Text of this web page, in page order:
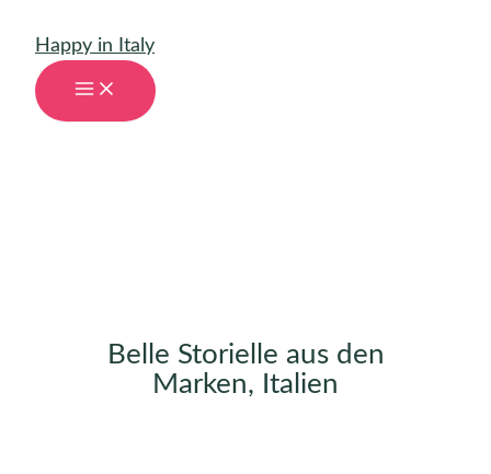
Inhalt
springen
Happy in Italy
Belle Storielle aus den
Marken, Italien